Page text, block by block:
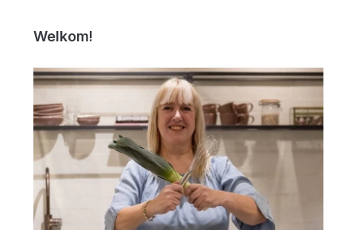
Welkom!